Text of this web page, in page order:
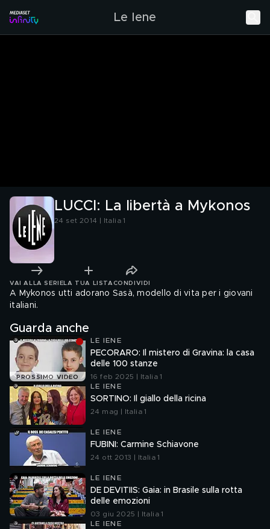
Le Iene
LUCCI: La libertà a Mykonos
24 set 2014 | Italia 1
VAI ALLA SERIE LA TUA LISTA CONDIVIDI
A Mykonos utti adorano Sasà, modello di vita per i giovani
italiani.
Guarda anche
PROSSIMO VIDEO
LE IENE
PECORARO: Il mistero di Gravina: la casa
delle 100 stanze
16 feb 2025 | Italia 1
LE IENE
SORTINO: Il giallo della ricina
24 mag | Italia 1
LE IENE
FUBINI: Carmine Schiavone
24 ott 2013 | Italia 1
LE IENE
DE DEVITIIS: Gaia: in Brasile sulla rotta
delle emozioni
03 giu 2025 | Italia 1
LE IENE